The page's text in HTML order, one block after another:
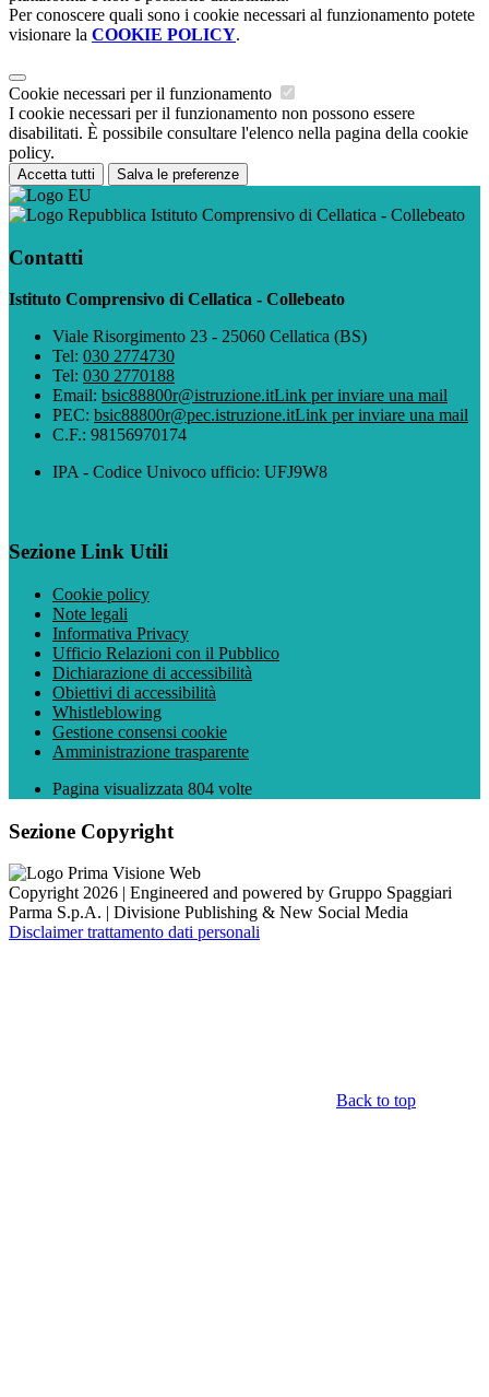
Per conoscere quali sono i cookie necessari al funzionamento potete
visionare la COOKIE POLICY.
Cookie necessari per il funzionamento
I cookie necessari per il funzionamento non possono essere
disabilitati. È possibile consultare l'elenco nella pagina della cookie
policy.
Accetta tutti Salva le preferenze
Istituto Comprensivo di Cellatica - Collebeato
Contatti
Istituto Comprensivo di Cellatica - Collebeato
Viale Risorgimento 23 - 25060 Cellatica (BS)
Tel: 030 2774730
Tel: 030 2770188
Email: bsic88800r@istruzione.itLink per inviare una mail
PEC: bsic88800r@pec.istruzione.itLink per inviare una mail
C.F.: 98156970174
IPA - Codice Univoco ufficio: UFJ9W8
Sezione Link Utili
Cookie policy
Note legali
Informativa Privacy
Ufficio Relazioni con il Pubblico
Dichiarazione di accessibilità
Obiettivi di accessibilità
Whistleblowing
Gestione consensi cookie
Amministrazione trasparente
Pagina visualizzata 804 volte
Sezione Copyright
Copyright 2026 | Engineered and powered by Gruppo Spaggiari
Parma S.p.A. | Divisione Publishing & New Social Media
Disclaimer trattamento dati personali
Back to top